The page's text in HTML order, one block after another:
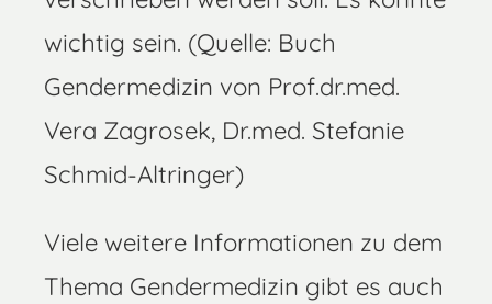
wichtig sein. (Quelle: Buch
Gendermedizin von Prof.dr.med.
Vera Zagrosek, Dr.med. Stefanie
Schmid-Altringer)
Viele weitere Informationen zu dem
Thema Gendermedizin gibt es auch